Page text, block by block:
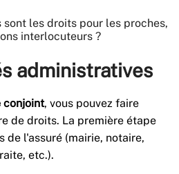
sont les droits pour les proches,
interlocuteurs ?
administratives
conjoint, vous pouvez faire
de droits. La première étape
de l'assuré (mairie, notaire,
etc.).